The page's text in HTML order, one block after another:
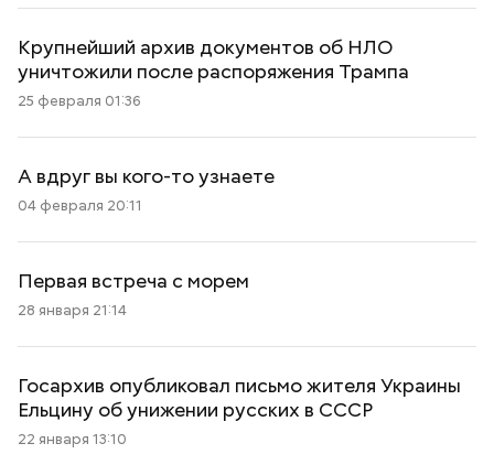
Крупнейший архив документов об НЛО
уничтожили после распоряжения Трампа
25 февраля 01:36
А вдруг вы кого-то узнаете
04 февраля 20:11
Первая встреча с морем
28 января 21:14
Госархив опубликовал письмо жителя Украины
Ельцину об унижении русских в СССР
22 января 13:10